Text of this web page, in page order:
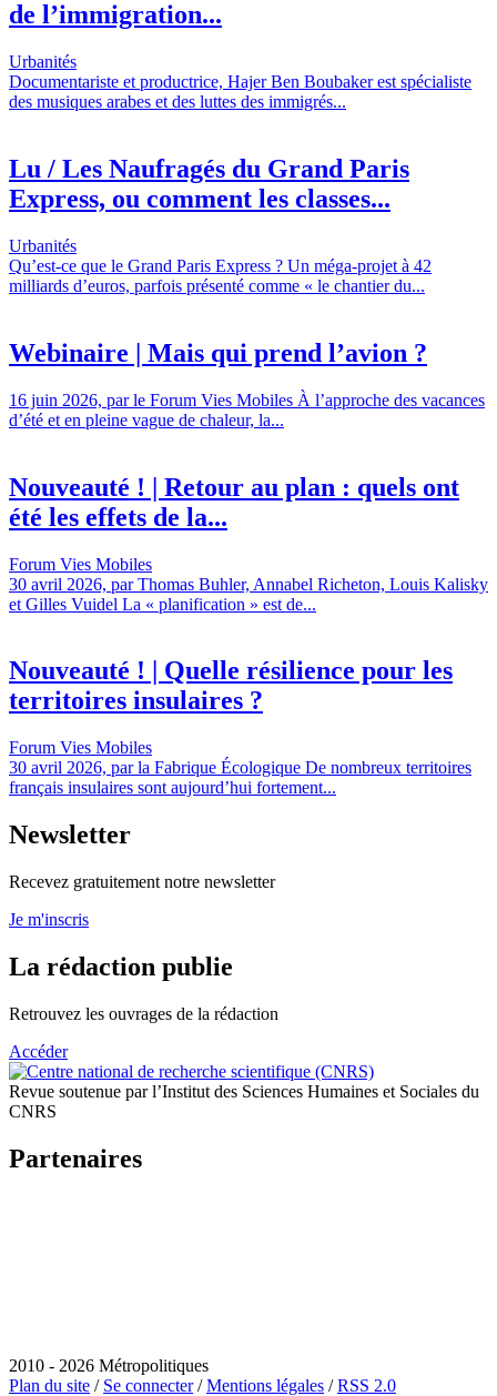
de l’immigration...
Urbanités
Documentariste et productrice, Hajer Ben Boubaker est spécialiste
des musiques arabes et des luttes des immigrés...
Lu / Les Naufragés du Grand Paris
Express, ou comment les classes...
Urbanités
Qu’est-ce que le Grand Paris Express ? Un méga-projet à 42
milliards d’euros, parfois présenté comme « le chantier du...
Webinaire | Mais qui prend l’avion ?
16 juin 2026, par le Forum Vies Mobiles À l’approche des vacances
d’été et en pleine vague de chaleur, la...
Nouveauté ! | Retour au plan : quels ont
été les effets de la...
Forum Vies Mobiles
30 avril 2026, par Thomas Buhler, Annabel Richeton, Louis Kalisky
et Gilles Vuidel La « planification » est de...
Nouveauté ! | Quelle résilience pour les
territoires insulaires ?
Forum Vies Mobiles
30 avril 2026, par la Fabrique Écologique De nombreux territoires
français insulaires sont aujourd’hui fortement...
Newsletter
Recevez gratuitement notre newsletter
Je m'inscris
La rédaction publie
Retrouvez les ouvrages de la rédaction
Accéder
Revue soutenue par l’Institut des Sciences Humaines et Sociales du
CNRS
Partenaires
2010 - 2026 Métropolitiques
Plan du site / Se connecter/Mentions légales /RSS 2.0